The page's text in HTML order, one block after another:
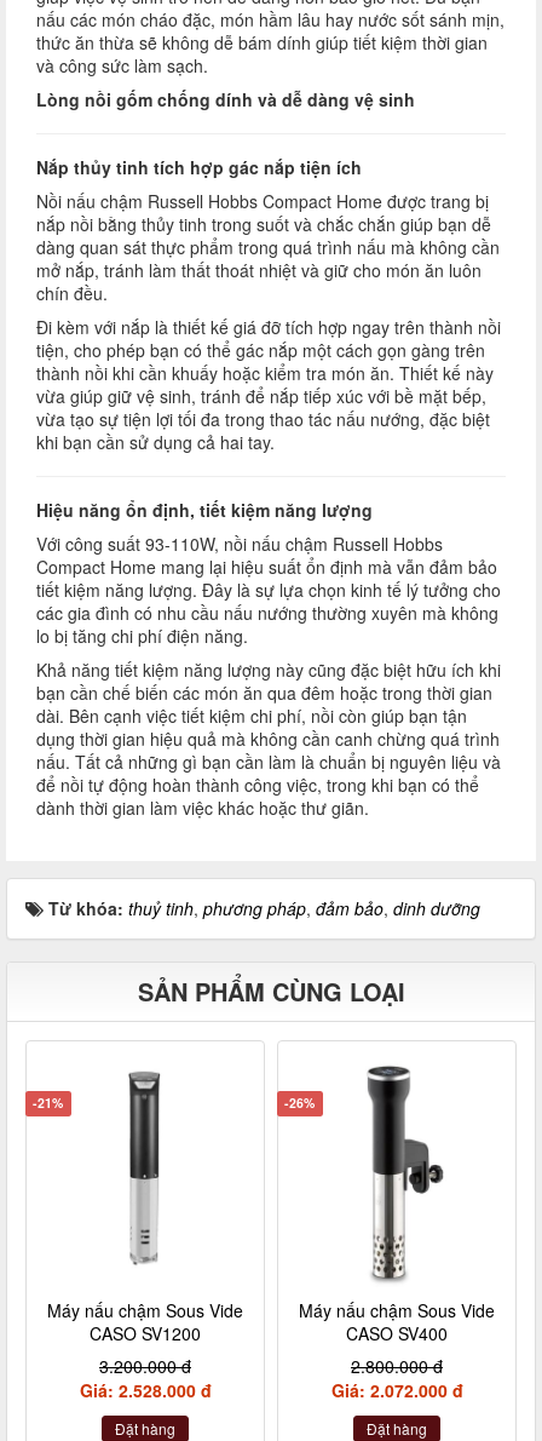
nấu các món cháo đặc, món hầm lâu hay nước sốt sánh mịn,
thức ăn thừa sẽ không dễ bám dính giúp tiết kiệm thời gian
và công sức làm sạch.
Lòng nồi gốm chống dính và dễ dàng vệ sinh
Nắp thủy tinh tích hợp gác nắp tiện ích
Nồi nấu chậm Russell Hobbs Compact Home được trang bị
nắp nồi bằng thủy tinh trong suốt và chắc chắn giúp bạn dễ
dàng quan sát thực phẩm trong quá trình nấu mà không cần
mở nắp, tránh làm thất thoát nhiệt và giữ cho món ăn luôn
chín đều.
Đi kèm với nắp là thiết kế giá đỡ tích hợp ngay trên thành nồi
tiện, cho phép bạn có thể gác nắp một cách gọn gàng trên
thành nồi khi cần khuấy hoặc kiểm tra món ăn. Thiết kế này
vừa giúp giữ vệ sinh, tránh để nắp tiếp xúc với bề mặt bếp,
vừa tạo sự tiện lợi tối đa trong thao tác nấu nướng, đặc biệt
khi bạn cần sử dụng cả hai tay.
Hiệu năng ổn định, tiết kiệm năng lượng
Với công suất 93-110W, nồi nấu chậm Russell Hobbs
Compact Home mang lại hiệu suất ổn định mà vẫn đảm bảo
tiết kiệm năng lượng. Đây là sự lựa chọn kinh tế lý tưởng cho
các gia đình có nhu cầu nấu nướng thường xuyên mà không
lo bị tăng chi phí điện năng.
Khả năng tiết kiệm năng lượng này cũng đặc biệt hữu ích khi
bạn cần chế biến các món ăn qua đêm hoặc trong thời gian
dài. Bên cạnh việc tiết kiệm chi phí, nồi còn giúp bạn tận
dụng thời gian hiệu quả mà không cần canh chừng quá trình
nấu. Tất cả những gì bạn cần làm là chuẩn bị nguyên liệu và
để nồi tự động hoàn thành công việc, trong khi bạn có thể
dành thời gian làm việc khác hoặc thư giãn.
Từ khóa: thuỷ tinh, phương pháp, đảm bảo, dinh dưỡng
SẢN PHẨM CÙNG LOẠI
-21%
Máy nấu chậm Sous Vide
CASO SV1200
3.200.000 đ
Giá: 2.528.000 đ
Đặt hàng
-26%
Máy nấu chậm Sous Vide
CASO SV400
2.800.000 đ
Giá: 2.072.000 đ
Đặt hàng